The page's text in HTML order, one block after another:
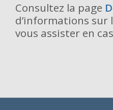
Consultez la page
d’informations sur
vous assister en